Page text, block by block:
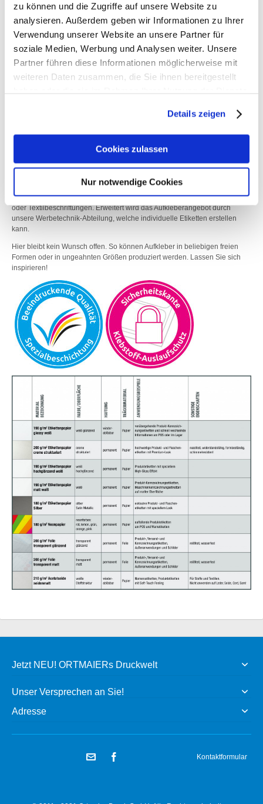
zu können und die Zugriffe auf unsere Website zu
analysieren. Außerdem geben wir Informationen zu Ihrer
Verwendung unserer Website an unsere Partner für
soziale Medien, Werbung und Analysen weiter. Unsere
Partner führen diese Informationen möglicherweise mit
weiteren Daten zusammen, die Sie ihnen bereitgestellt
Details zeigen
Cookies zulassen
Nur notwendige Cookies
PCL Etiketten: große Format- und Papierauswahl
Hochwertiges Haftpapier für brillante Farben und erstklassige Farbechtheit.
Ideal für hochwertige Produktetiketten, Flaschenetiketten, Versandetiketten
lassen und zwar als PCL-
drei Formen. Zur Auswahl stehen runde, rechteckige oder quadratische
Etiketten. Hochwertiges Haftpapier für brillante Farben und erstklassige
Farbechtheit. Möglich gemacht hat das unter anderem die Kooperation mit
Avery Zweckform, die mit der sogenannten PCL-Etiketten-Serie neue
Die Eigenschaften der PCL-Etiketten sind bestens für die jeweilige
Anwendung optimiert. Egal ob Etiketten für den Haushalt, Adressaufkleber
oder Textilbeschriftungen. Erweitert wird das Aufkleberangebot durch
unsere Werbetechnik-Abteilung, welche individuelle Etiketten erstellen
kann.
Hier bleibt kein Wunsch offen. So können Aufkleber in beliebigen freien
Formen oder in ungeahnten Größen produziert werden. Lassen Sie sich
inspirieren!
Jetzt NEU! ORTMAIERs Druckwelt
Unser Versprechen an Sie!
Adresse
Kontaktformular